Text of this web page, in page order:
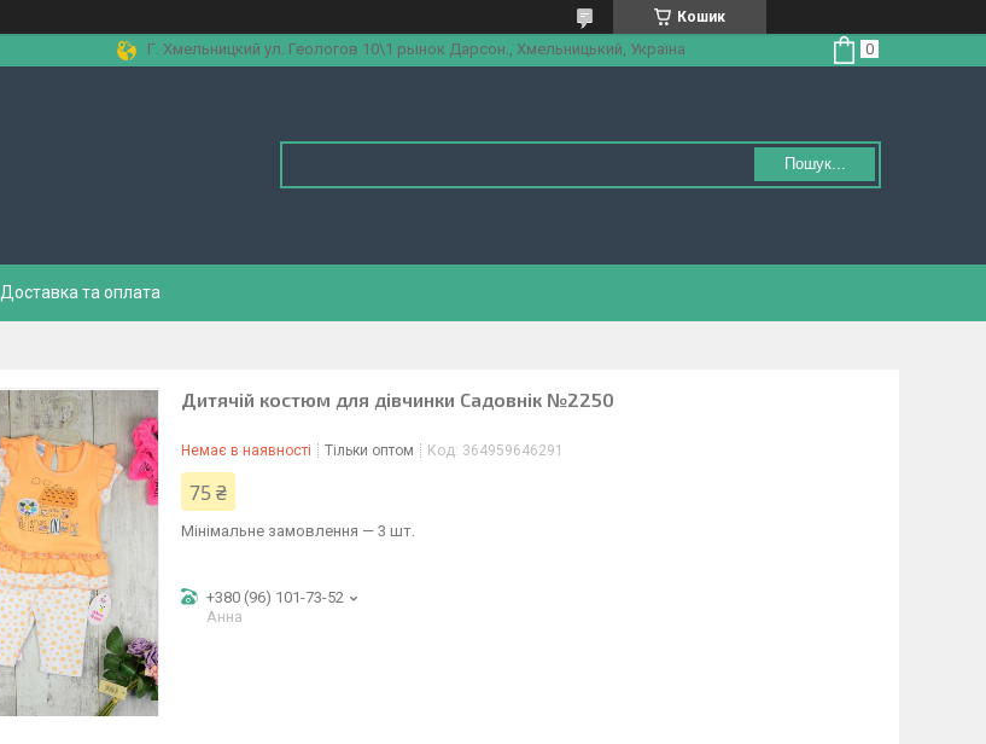
Кошик
Г. Хмельницкий ул. Геологов 10\1 рынок Дарсон., Хмельницький, Україна
Пошук...
Доставка та оплата
Дитячій костюм для дівчинки Садовнік №2250
Немає в наявності Тільки оптом Код: 364959646291
75 ₴
Мінімальне замовлення — 3 шт.
+380 (96) 101-73-52
Анна